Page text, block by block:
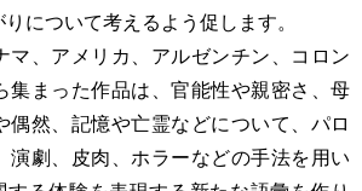
について考えるよう促します。
、アメリカ、アルゼンチン、コロン
集まった作品は、官能性や親密さ、母
偶然、記憶や亡霊などについて、パロ
演劇、皮肉、ホラーなどの手法を用い